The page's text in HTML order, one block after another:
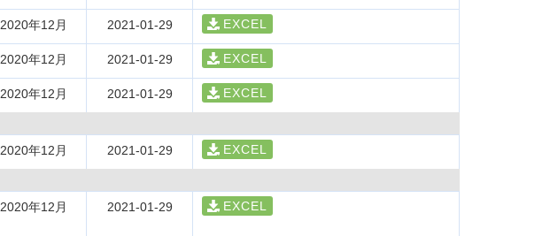
2020年12月 2021-01-29 EXCEL
2020年12月 2021-01-29 EXCEL
2020年12月 2021-01-29 EXCEL
2020年12月 2021-01-29 EXCEL
2020年12月 2021-01-29 EXCEL